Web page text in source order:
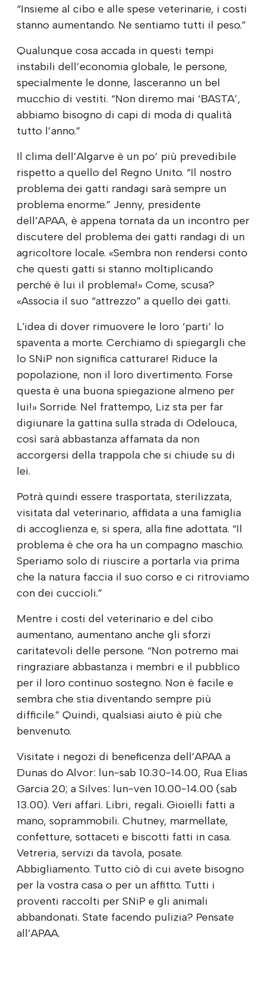
“Insieme al cibo e alle spese veterinarie, i costi
stanno aumentando. Ne sentiamo tutti il peso.”
Qualunque cosa accada in questi tempi
instabili dell’economia globale, le persone,
specialmente le donne, lasceranno un bel
mucchio di vestiti. “Non diremo mai ‘BASTA’,
abbiamo bisogno di capi di moda di qualità
tutto l’anno.”
Il clima dell’Algarve è un po’ più prevedibile
rispetto a quello del Regno Unito. “Il nostro
problema dei gatti randagi sarà sempre un
problema enorme.” Jenny, presidente
dell’APAA, è appena tornata da un incontro per
discutere del problema dei gatti randagi di un
agricoltore locale. «Sembra non rendersi conto
che questi gatti si stanno moltiplicando
perché è lui il problema!» Come, scusa?
«Associa il suo “attrezzo” a quello dei gatti.
L'idea di dover rimuovere le loro ‘parti’ lo
spaventa a morte. Cerchiamo di spiegargli che
lo SNiP non significa catturare! Riduce la
popolazione, non il loro divertimento. Forse
questa è una buona spiegazione almeno per
lui!» Sorride. Nel frattempo, Liz sta per far
digiunare la gattina sulla strada di Odelouca,
così sarà abbastanza affamata da non
accorgersi della trappola che si chiude su di
lei.
Potrà quindi essere trasportata, sterilizzata,
visitata dal veterinario, affidata a una famiglia
di accoglienza e, si spera, alla fine adottata. “Il
problema è che ora ha un compagno maschio.
Speriamo solo di riuscire a portarla via prima
che la natura faccia il suo corso e ci ritroviamo
con dei cuccioli.”
Mentre i costi del veterinario e del cibo
aumentano, aumentano anche gli sforzi
caritatevoli delle persone. “Non potremo mai
ringraziare abbastanza i membri e il pubblico
per il loro continuo sostegno. Non è facile e
sembra che stia diventando sempre più
difficile.” Quindi, qualsiasi aiuto è più che
benvenuto.
Visitate i negozi di beneficenza dell’APAA a
Dunas do Alvor: lun-sab 10.30-14.00, Rua Elias
Garcia 20; a Silves: lun-ven 10.00-14.00 (sab
13.00). Veri affari. Libri, regali. Gioielli fatti a
mano, soprammobili. Chutney, marmellate,
confetture, sottaceti e biscotti fatti in casa.
Vetreria, servizi da tavola, posate.
Abbigliamento. Tutto ciò di cui avete bisogno
per la vostra casa o per un affitto. Tutti i
proventi raccolti per SNiP e gli animali
abbandonati. State facendo pulizia? Pensate
all’APAA.